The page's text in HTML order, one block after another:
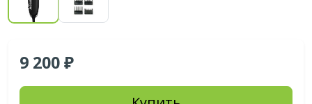
9 200